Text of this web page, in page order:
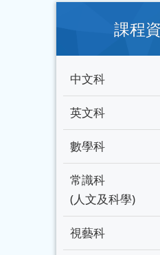
課程
中文科
英文科
數學科
常識科
(人文及科學)
視藝科